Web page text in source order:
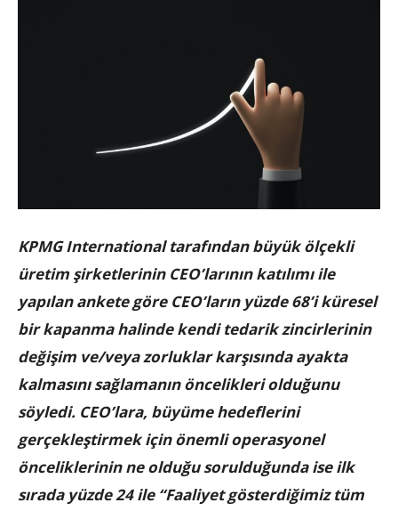
KPMG International tarafından büyük ölçekli
üretim şirketlerinin CEO’larının katılımı ile
yapılan ankete göre CEO’ların yüzde 68’i küresel
bir kapanma halinde kendi tedarik zincirlerinin
değişim ve/veya zorluklar karşısında ayakta
kalmasını sağlamanın öncelikleri olduğunu
söyledi. CEO’lara, büyüme hedeflerini
gerçekleştirmek için önemli operasyonel
önceliklerinin ne olduğu sorulduğunda ise ilk
sırada yüzde 24 ile “Faaliyet gösterdiğimiz tüm